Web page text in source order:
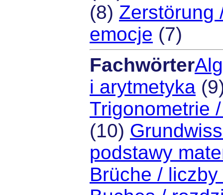
(8) Zerstörung
emocje (7)
Fachwörter
i arytmetyka
Trigonometrie
(10)
podstawy
Brüche / liczby